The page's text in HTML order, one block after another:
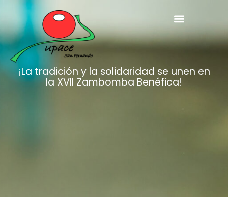
¡La tradición y la solidaridad se unen en
la XVII Zambomba Benéfica!